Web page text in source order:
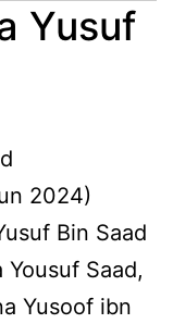
Yusuf
2024)
Bin Saad
Yousuf Saad,
Yusoof ibn